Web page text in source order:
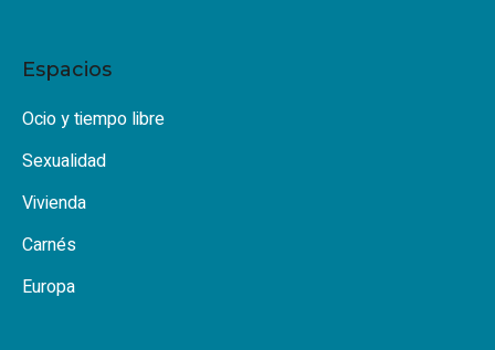
Espacios
Ocio y tiempo libre
Sexualidad
Vivienda
Carnés
Europa